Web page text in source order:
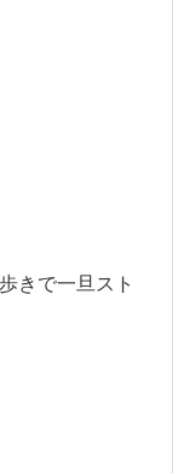
きで一旦スト